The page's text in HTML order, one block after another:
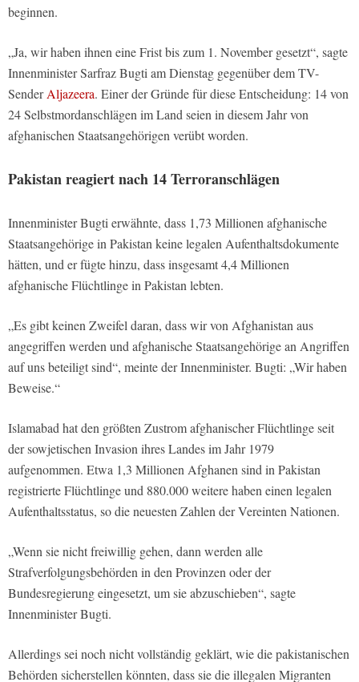
beginnen.
„Ja, wir haben ihnen eine Frist bis zum 1. November gesetzt“, sagte
Innenminister Sarfraz Bugti am Dienstag gegenüber dem TV-
SenderAljazeera. Einer der Gründe für diese Entscheidung: 14 von
24 Selbstmordanschlägen im Land seien in diesem Jahr von
afghanischen Staatsangehörigen verübt worden.
Pakistan reagiert nach 14 Terroranschlägen
Innenminister Bugti erwähnte, dass 1,73 Millionen afghanische
Staatsangehörige in Pakistan keine legalen Aufenthaltsdokumente
hätten, und er fügte hinzu, dass insgesamt 4,4 Millionen
afghanische Flüchtlinge in Pakistan lebten.
„Es gibt keinen Zweifel daran, dass wir von Afghanistan aus
angegriffen werden und afghanische Staatsangehörige an Angriffen
auf uns beteiligt sind“, meinte der Innenminister. Bugti: „Wir haben
Beweise.“
Islamabad hat den größten Zustrom afghanischer Flüchtlinge seit
der sowjetischen Invasion ihres Landes im Jahr 1979
aufgenommen. Etwa 1,3 Millionen Afghanen sind in Pakistan
registrierte Flüchtlinge und 880.000 weitere haben einen legalen
Aufenthaltsstatus, so die neuesten Zahlen der Vereinten Nationen.
„Wenn sie nicht freiwillig gehen, dann werden alle
Strafverfolgungsbehörden in den Provinzen oder der
Bundesregierung eingesetzt, um sie abzuschieben“, sagte
Innenminister Bugti.
Allerdings sei noch nicht vollständig geklärt, wie die pakistanischen
Behörden sicherstellen könnten, dass sie die illegalen Migranten